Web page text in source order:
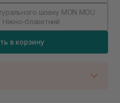
шовку MON MOU
Ніжно-блакитний
в корзину